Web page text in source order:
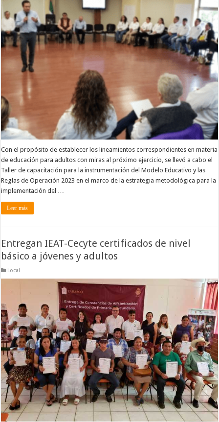
Con el propósito de establecer los lineamientos correspondientes en materia
de educación para adultos con miras al próximo ejercicio, se llevó a cabo el
Taller de capacitación para la instrumentación del Modelo Educativo y las
Reglas de Operación 2023 en el marco de la estrategia metodológica para la
implementación del …
Leer más
Entregan IEAT-Cecyte certificados de nivel
básico a jóvenes y adultos
Local